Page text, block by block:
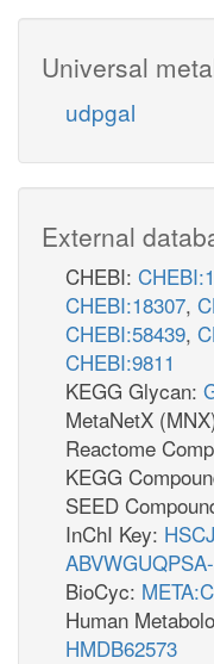
Universal
udpgal
External
CHEBI:
CHEBI:18307,
CHEBI:58439,
CHEBI:9811
KEGG Glycan:
MetaNetX
Reactome
KEGG
SEED
InChI Key:
BioCyc:
Human
HMDB62573